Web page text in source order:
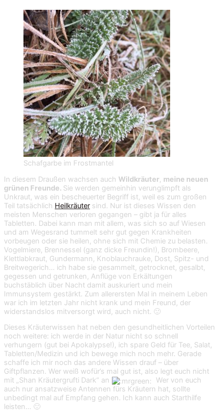
Schafgarbe im Frostmantel
In diesem Draußen wachsen auch Wildkräuter, meine neuen
grünen Freunde. Sie werden gemeinhin verunglimpft als
Unkraut, was ein bescheuerter Begriff ist, weil es zum großen
Teil tatsächlich Heilkräuter sind. Nur ist dieses Wissen den
meisten Menschen verloren gegangen – gibt ja für alles
Tabletten. Dabei kann man mit allem, was sich so auf Wiesen
und am Wegesrand tummelt sehr gut gegen Krankheiten
vorbeugen oder sie heilen, ohne sich mit Chemie zu belasten.
Vogelmiere, Brennessel (ganz dicke Freundin!), Brombeere,
Klettlabkraut, Gundermann, Knoblauchrauke, Dost, Spitz- und
Breitwegerich… ich habe sie gesammelt, getrocknet, gesalbt,
gegessen und getrunken, Anflüge von Erkältungen
buchstäblich über Nacht damit auskuriert und mein
Immunsystem gestärkt. Zum allerersten Mal in meinem Leben
war ich im letzten Jahr nicht krank und mein Freund, der
widerstandslos mitversorgt wird, auch nicht. 🙂
Dieses Kräuterwissen hat neben den gesundheitlichen Vorteilen
noch weitere: ich werde in der Natur nicht so schnell
verhungern (gut bei Apokalypse!), ich spare Geld für Tee, Salat,
Tabletten/Medizin und ich bewege mich noch mehr. Gerade
schaffe ich mir noch das andere Wissen drauf – über
Giftpflanzen. Wer weiß wofür’s mal gut ist, also legt euch nicht
mit „Shan Kräutergrufti Dark“ an
Wer von euch
auch nur ansatzweise Antennen fürs Kräutern hat, sollte
unbedingt mal auf Empfang gehen. Ich kann auch Starthilfe
leisten… 🙂